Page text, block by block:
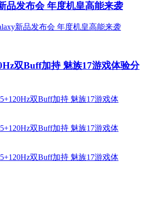
品发布会 年度机皇高能来袭
双Buff加持 魅族17游戏体验分